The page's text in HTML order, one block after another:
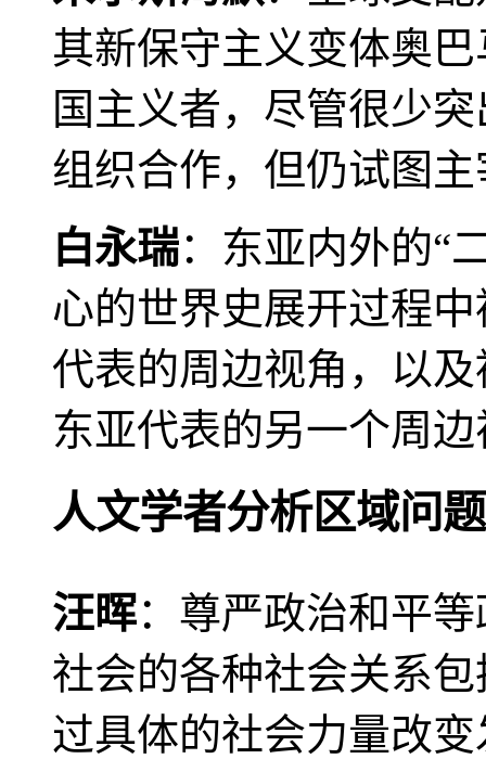
其新保守主义变体奥
国主义者，尽管很少
组织合作，但仍试图
白永瑞：东亚内外的“
心的世界史展开过程
代表的周边视角，以
东亚代表的另一个周
人文学者分析区域问题
汪晖：尊严政治和平
社会的各种社会关系
过具体的社会力量改